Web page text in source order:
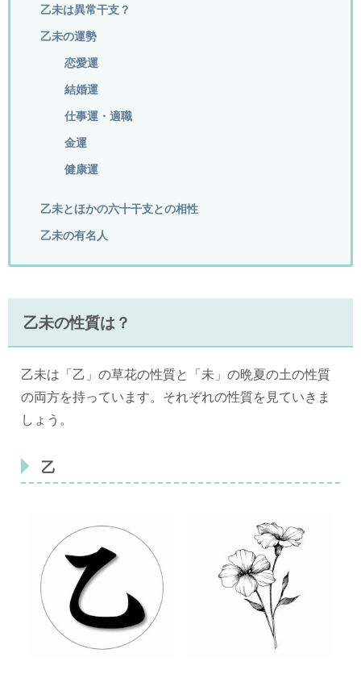
乙未は異常干支？
乙未の運勢
恋愛運
結婚運
仕事運・適職
金運
健康運
乙未とほかの六十干支との相性
乙未の有名人
乙未の性質は？
乙未は「乙」の草花の性質と「未」の晩夏の土の性質
の両方を持っています。それぞれの性質を見ていきま
しょう。
乙